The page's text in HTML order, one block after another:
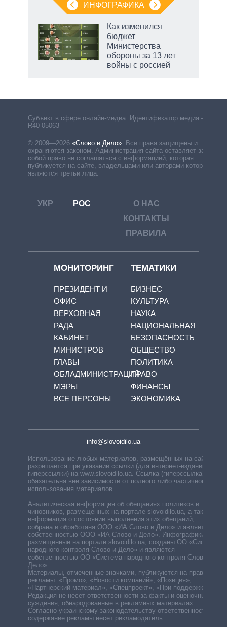
ИНФОГРАФИКА
Как изменился
бюджет
Министерства
обороны за 13 лет
войны с россией
Субъект в сфере онлайн-медиа. Идентификатор медиа –
R40-05063
© 2009—2026 «Слово и Дело». Все права защищены и
охраняются законом. Администрация сайта оставляет за
собой право не соглашаться с информацией, которая
публикуется на сайте, владельцами или авторами которой
являются третьи лица.
УКР РОС
О НАС
КОНТАКТЫ
ПРАВИЛА
МОНИТОРИНГ
ПРЕЗИДЕНТ И
ОФИС
ВЕРХОВНАЯ
РАДА
КАБИНЕТ
МИНИСТРОВ
ГЛАВЫ
ОБЛАДМИНИСТРАЦИЙ
МЭРЫ
ВСЕ ПЕРСОНЫ
ТЕМАТИКИ
БИЗНЕС
КУЛЬТУРА
НАУКА
НАЦИОНАЛЬНАЯ
БЕЗОПАСНОСТЬ
ОБЩЕСТВО
ПОЛИТИКА
ПРАВО
ФИНАНСЫ
ЭКОНОМИКА
info@slovoidilo.ua
Использование любых материалов, размещённых на сайте,
разрешается при указании ссылки (для интернет-изданий —
гиперссылки) на www.slovoidilo.ua. Ссылка (гиперссылка)
обязательна вне зависимости от полного либо частичного
использования материалов.
Аналитическая информация об обещаниях политиков и
чиновников, размещенных на портале slovoidilo.ua, а также
информация о состоянии выполнения этих обещаний,
собрана и обработана ООО «ИА Слово и Дело» и является
собственностью ООО «ИА Слово и Дело». Инфографики,
размещенные на портале slovoidilo.ua, созданы ОО «Система
народного контроля Слово и Дело» и являются
собственностью ОО «Система народного контроля Слово и
Дело».
Материалы, отмеченные значками, публикуются на правах
рекламы: «Промо», «Новости компаний», «Позиция»,
«Партнерский материал», «Спецпроект», «При поддержке».
Редакция не несет ответственности за факты и оценочные
суждения, обнародованные в рекламных материалах.
Согласно украинскому законодательству ответственность за
содержание рекламы несет рекламодатель.